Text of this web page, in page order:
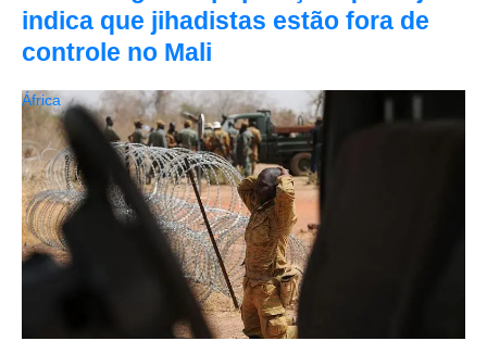
indica que jihadistas estão fora de
controle no Mali
África